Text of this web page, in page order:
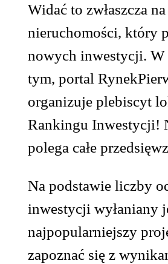
Widać to zwłaszcza
nieruchomości, który
nowych inwestycji. W
tym, portal
organizuje plebiscyt
Rankingu Inwestycji!
polega całe
Na podstawie liczby
inwestycji wyłaniany
najpopularniejszy
zapoznać się z